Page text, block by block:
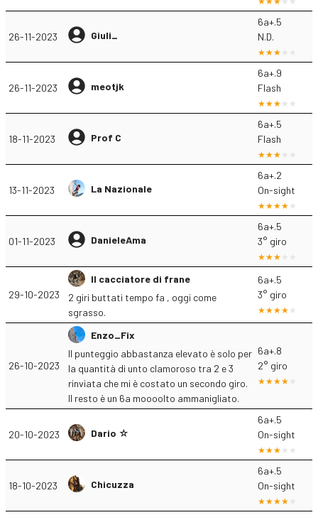
26-11-2023 Giuli_
6a+.5
N.D.
26-11-2023 meotjk
6a+.9
Flash
18-11-2023 Prof C
6a+.5
Flash
13-11-2023 La Nazionale
6a+.2
On-sight
01-11-2023 DanieleAma
6a+.5
3° giro
29-10-2023
Il cacciatore di frane
2 giri buttati tempo fa , oggi come
sgrasso.
6a+.5
3° giro
26-10-2023
Enzo_Fix
Il punteggio abbastanza elevato è solo per
la quantità di unto clamoroso tra 2 e 3
rinviata che mi è costato un secondo giro.
Il resto è un 6a moooolto ammanigliato.
6a+.8
2° giro
20-10-2023 Dario ☆
6a+.5
On-sight
18-10-2023 Chicuzza
6a+.5
On-sight